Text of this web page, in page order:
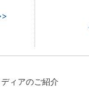
ィアのご紹介